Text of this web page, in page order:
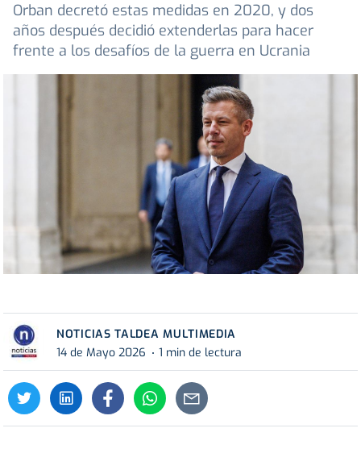
Orban decretó estas medidas en 2020, y dos
años después decidió extenderlas para hacer
frente a los desafíos de la guerra en Ucrania
NOTICIAS TALDEA MULTIMEDIA
14 de Mayo 2026
1 min de lectura